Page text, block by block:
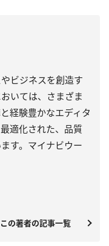
ビジネスを創造す
いては、さまざま
経験豊かなエディタ
適化された、品質
す。マイナビウー
この著者の記事一覧